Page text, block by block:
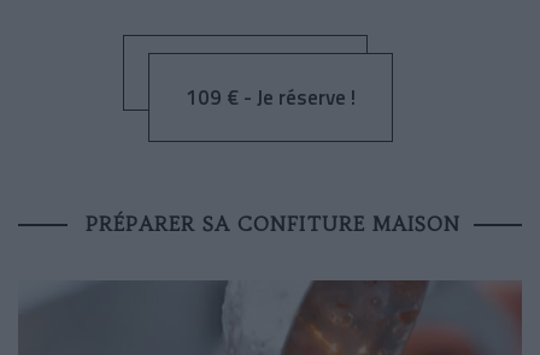
109 € - Je réserve !
PRÉPARER SA CONFITURE MAISON